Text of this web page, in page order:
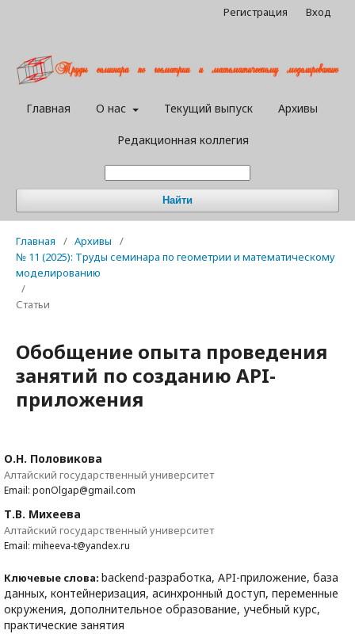
Главная О нас Текущий выпуск Архивы
Редакционная коллегия
Найти
Регистрация Вход
Главная / Архивы
/
№ 11 (2025): Труды семинара по геометрии и математическому
моделированию
/
Статьи
Обобщение опыта проведения
занятий по созданию API-
приложения
О.Н. Половикова
Алтайский государственный университет
Email: ponOlgap@gmail.com
Т.В. Михеева
Алтайский государственный университет
Email: miheeva-t@yandex.ru
Ключевые слова: backend-разработка, API-приложение, база
данных, контейнеризация, асинхронный доступ, переменные
окружения, дополнительное образование, учебный курс,
практические занятия